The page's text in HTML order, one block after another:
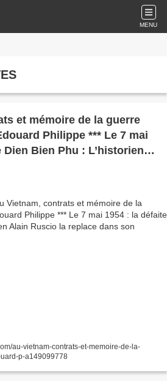
MENU
et mémoire de la guerre
Philippe *** Le 7 mai
Dien Bien Phu : L’historien
dans son contexte
au-vietnam-contrats-et-memoire-de-la-
p-a149099778